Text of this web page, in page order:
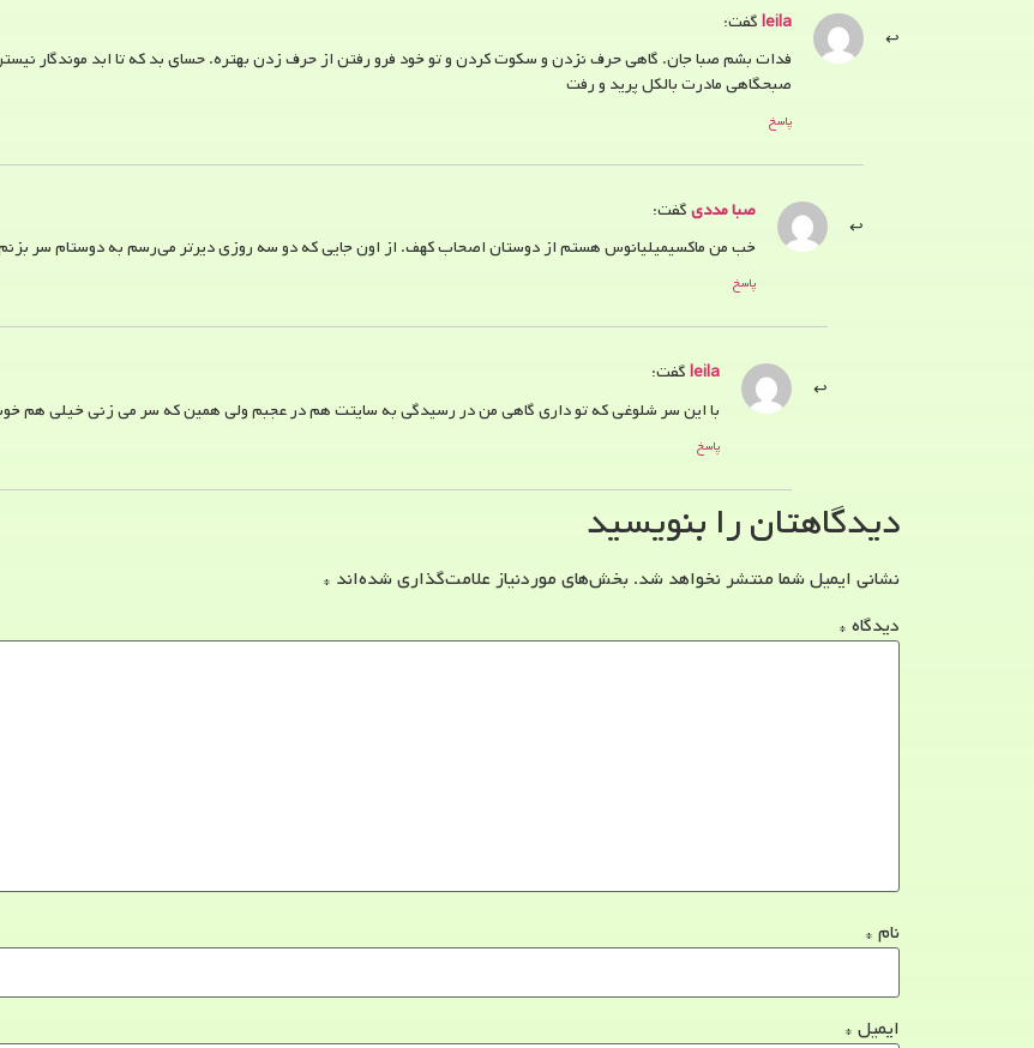
leilaگفت:
فدات بشم صبا جان. گاهی حرف نزدن و سکوت کردن و تو خود فرو رفتن از حرف زدن بهتره. حسای بد که تا ابد موندگار
صبحگاهی مادرت بالکل پرید و رفت
پاسخ
صبا مددیگفت:
خب من ماکسیمیلیانوس هستم از دوستان اصحاب کهف. از اون جایی که دو سه روزی دیرتر می‌رسم به دوستام سر
پاسخ
leilaگفت:
با این سر شلوغی که تو داری گاهی من در رسیدگی به سایتت هم در عجبم ولی همین که سر می زنی خیلی هم
پاسخ
دیدگاهتان را بنویسید
نشانی ایمیل شما منتشر نخواهد شد. بخش‌های موردنیاز علامت‌گذاری شده‌اند *
دیدگاه *
نام *
ایمیل *